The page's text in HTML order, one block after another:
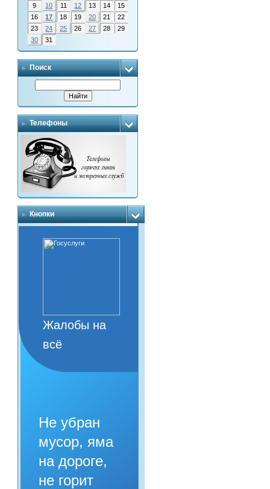
9
10 11 12 13 14
15
16
17 18 19 20 21
22
23
24 25 26 27 28
29
30
31
Поиск
Телефоны
Кнопки
Жалобы на
всё
Не убран
мусор, яма
на дороге,
не горит